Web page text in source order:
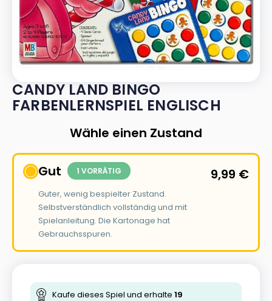
CANDY LAND BINGO
FARBENLERNSPIEL ENGLISCH
Wähle einen Zustand
Gut 1 VORRÄTIG
Guter, wenig bespielter Zustand.
Selbstverständlich vollständig und mit
Spielanleitung. Die Kartonage hat
Gebrauchsspuren.
9,99 €
Kaufe dieses Spiel und erhalte 19